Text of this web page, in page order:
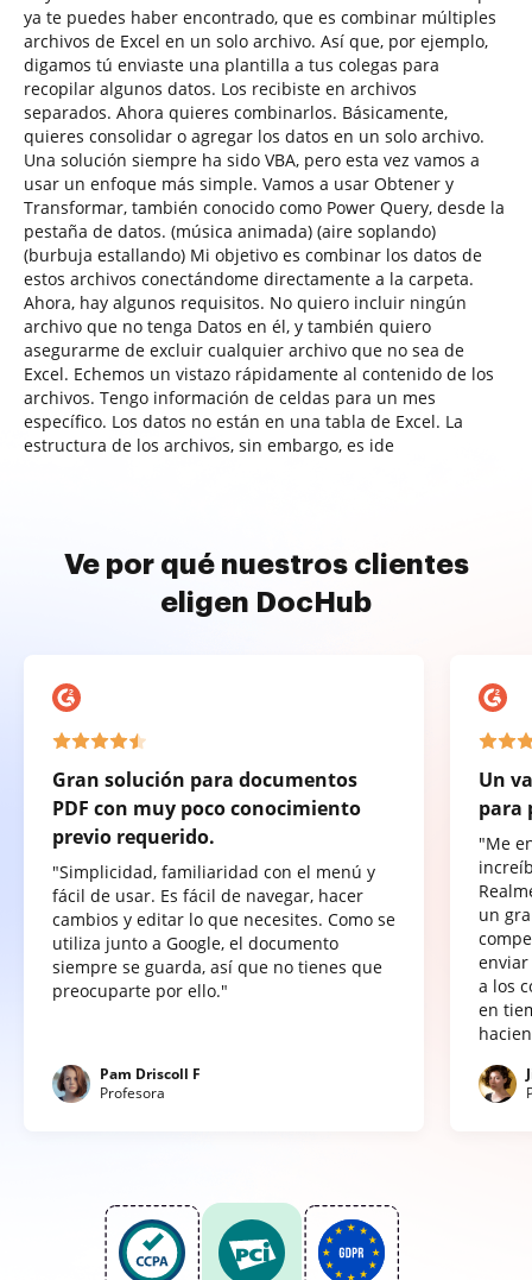
ya te puedes haber encontrado, que es combinar múltiples
archivos de Excel en un solo archivo. Así que, por ejemplo,
digamos tú enviaste una plantilla a tus colegas para
recopilar algunos datos. Los recibiste en archivos
separados. Ahora quieres combinarlos. Básicamente,
quieres consolidar o agregar los datos en un solo archivo.
Una solución siempre ha sido VBA, pero esta vez vamos a
usar un enfoque más simple. Vamos a usar Obtener y
Transformar, también conocido como Power Query, desde la
pestaña de datos. (música animada) (aire soplando)
(burbuja estallando) Mi objetivo es combinar los datos de
estos archivos conectándome directamente a la carpeta.
Ahora, hay algunos requisitos. No quiero incluir ningún
archivo que no tenga Datos en él, y también quiero
asegurarme de excluir cualquier archivo que no sea de
Excel. Echemos un vistazo rápidamente al contenido de los
archivos. Tengo información de celdas para un mes
específico. Los datos no están en una tabla de Excel. La
estructura de los archivos, sin embargo, es ide
Ve por qué nuestros clientes
eligen DocHub
Gran solución para documentos
PDF con muy poco conocimiento
previo requerido.
"Simplicidad, familiaridad con el menú y
fácil de usar. Es fácil de navegar, hacer
cambios y editar lo que necesites. Como se
utiliza junto a Google, el documento
siempre se guarda, así que no tienes que
preocuparte por ello."
Pam Driscoll F
Profesora
Un
para
"Me
un
a los
en